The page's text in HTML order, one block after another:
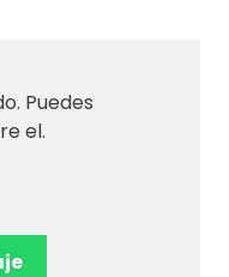
Puedes
el.